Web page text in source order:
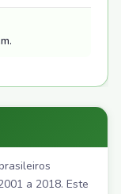
a 2018. Este